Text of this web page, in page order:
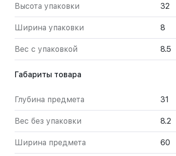
Высота упаковки 32
Ширина упаковки 8
Вес с упаковкой 8.5
Габариты товара
Глубина предмета 31
Вес без упаковки 8.2
Ширина предмета 60